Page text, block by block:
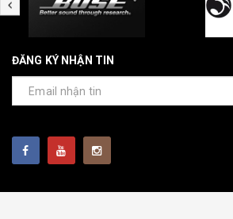
ĐĂNG KÝ NHẬN TIN